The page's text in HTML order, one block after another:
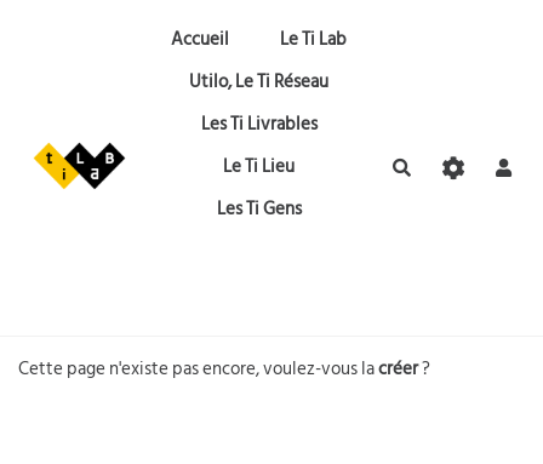
Aller au contenu principal
Accueil
Le Ti Lab
Utilo, Le Ti Réseau
Les Ti Livrables
Le Ti Lieu
Les Ti Gens
Rechercher
Cette page n'existe pas encore, voulez-vous lacréer?